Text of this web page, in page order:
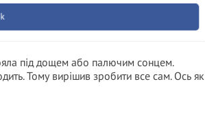
під дощем або палючим сонцем.
Тому вирішив зробити все сам. Ось як